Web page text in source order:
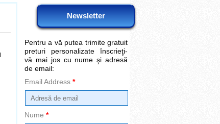
Newsletter
Pentru a vă putea trimite gratuit
preturi personalizate înscrieţi-
vă mai jos cu nume şi adresă
de email:
Email Address *
Nume *